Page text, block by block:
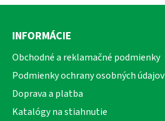
Z
INFORMÁCIE
Obchodné a reklamačné podmienky
Podmienky ochrany osobných údajov
Doprava a platba
Katalógy na stiahnutie